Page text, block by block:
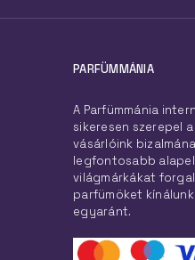
PARFÜMMÁNIA
A Parfümmánia
sikeresen szerepel
vásárlóink
legfontosabb
világmárkákat
parfümöket
egyaránt.